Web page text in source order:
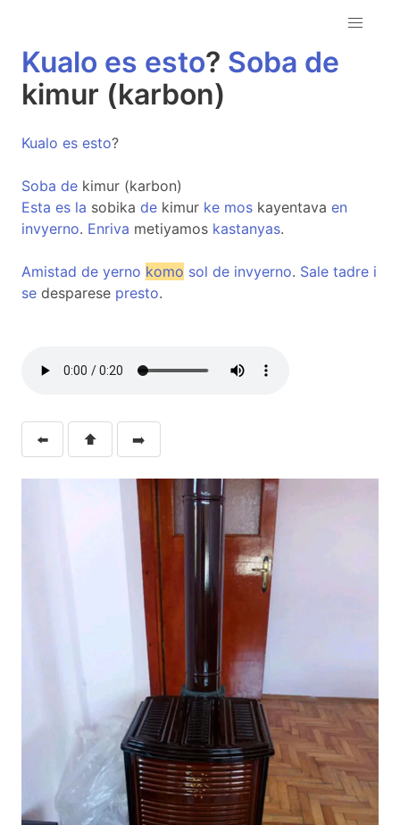
Kualo es esto? Soba de
kimur (karbon)
Kualo es esto?
Soba de kimur (karbon)
Esta es la sobika de kimur ke mos kayentava en
invyerno. Enriva metiyamos kastanyas.
Amistad de yerno komo sol de invyerno. Sale tadre i
se desparese presto.
⬅️ ⬆️ ➡️